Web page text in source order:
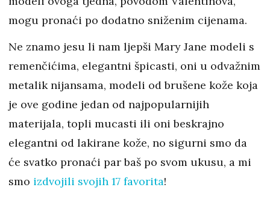
mogu pronaći po dodatno sniženim cijenama.
Ne znamo jesu li nam ljepši Mary Jane modeli s
remenčićima, elegantni špicasti, oni u odvažnim
metalik nijansama, modeli od brušene kože koja
je ove godine jedan od najpopularnijih
materijala, topli mucasti ili oni beskrajno
elegantni od lakirane kože, no sigurni smo da
će svatko pronaći par baš po svom ukusu, a mi
smo izdvojili svojih 17 favorita!